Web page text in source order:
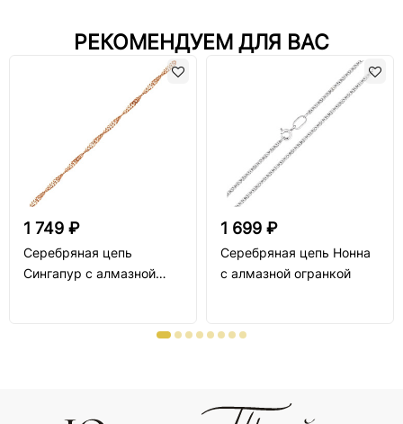
РЕКОМЕНДУЕМ ДЛЯ ВАС
1 749 ₽
Серебряная цепь
Сингапур с алмазной
1 699 ₽
Серебряная цепь Нонна
с алмазной огранкой